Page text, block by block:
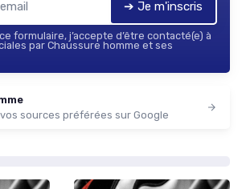
➔ Je m'inscris
formulaire, j’accepte d’être contacté(e) à
par Chaussure homme et ses
sources préférées sur Google